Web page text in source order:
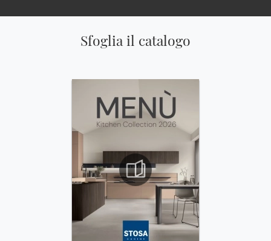
Sfoglia il catalogo